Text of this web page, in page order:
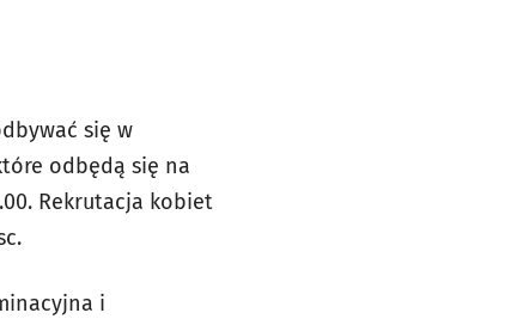
się w
odbędą się na
Rekrutacja kobiet
i